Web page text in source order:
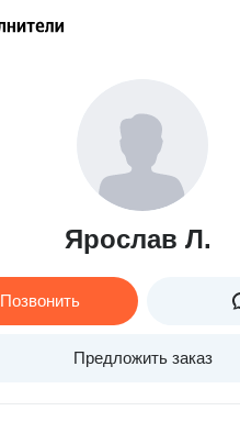
Ярослав Л.
Позвонить
Предложить заказ